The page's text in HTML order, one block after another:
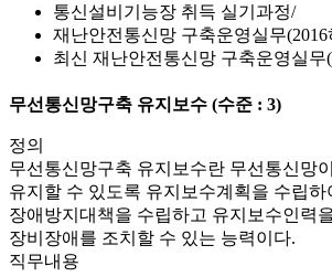
통신설비기능장 취득 실기과정
재난안전통신망 구축운영실무(2016
최신 재난안전통신망 구축운영실무
무선통신망구축 유지보수 (수준 : 3)
정의
무선통신망구축 유지보수란 무선통신망
유지할 수 있도록 유지보수계획을 수립하
장애방지대책을 수립하고 유지보수인력
장비장애를 조치할 수 있는 능력이다.
직무내용